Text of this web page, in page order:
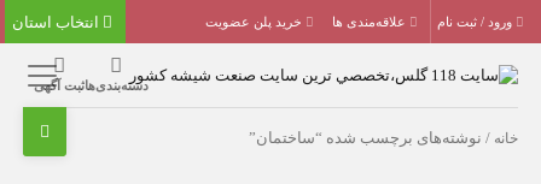
ورود / ثبت نام علاقه‌مندی ها خرید پلن عضویت
دسته‌بندی‌هاثبت آگهی
خانه/ نوشته‌های برچسب شده “ساختمان”